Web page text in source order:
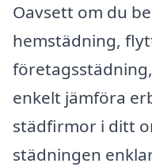
Oavsett om du
hemstädning,
enkelt jämföra
städfirmor i ditt
städningen